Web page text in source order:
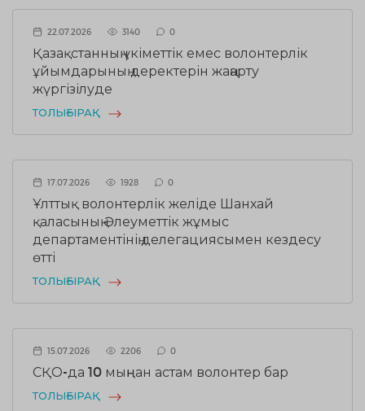
22.07.2026 3140 0
Қазақстанның үкіметтік емес волонтерлік
ұйымдарының деректерін жаңарту
жүргізілуде
ТОЛЫҒЫРАҚ
17.07.2026 1928 0
Ұлттық волонтерлік желіде Шанхай
қаласының Әлеуметтік жұмыс
департаментінің делегациясымен кездесу
өтті
ТОЛЫҒЫРАҚ
15.07.2026 2206 0
СҚО-да 10 мыңнан астам волонтер бар
ТОЛЫҒЫРАҚ